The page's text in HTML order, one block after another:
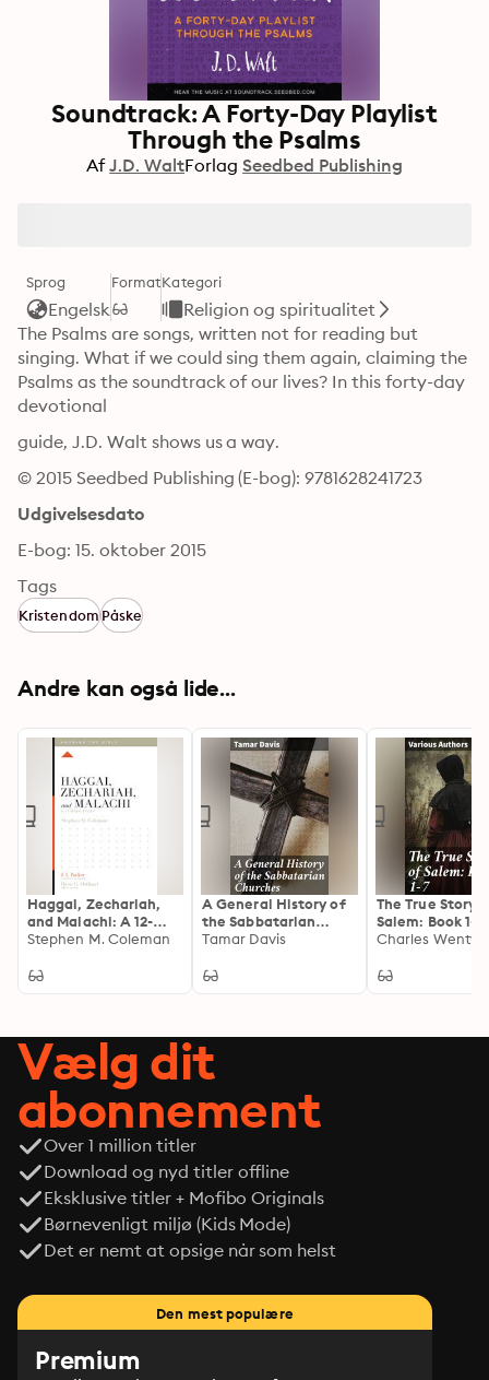
Soundtrack: A Forty-Day Playlist
Through the Psalms
Af J.D. WaltForlag Seedbed Publishing
Sprog
Engelsk
FormatKategori
Religion og spiritualitet
The Psalms are songs, written not for reading but
singing. What if we could sing them again, claiming the
Psalms as the soundtrack of our lives? In this forty-day
devotional
guide, J.D. Walt shows us a way.
© 2015 Seedbed Publishing (E-bog): 9781628241723
Udgivelsesdato
E-bog: 15. oktober 2015
Tags
KristendomPåske
Andre kan også lide...
Haggai, Zechariah,
and Malachi: A 12-
Week Study
Stephen M. Coleman
A General History of
the Sabbatarian
Churches: Exploring
Sabbath Observance
Tamar Davis
The True Story
Salem: Book 1-
Wonders of the
Salem
Vælg dit
abonnement
Over 1 million titler
Download og nyd titler offline
Eksklusive titler + Mofibo Originals
Børnevenligt miljø (Kids Mode)
Det er nemt at opsige når som helst
Den mest populære
Premium